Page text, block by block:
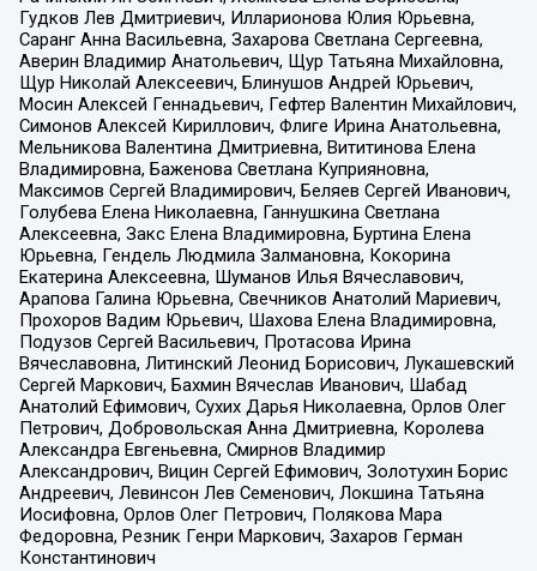
Гудков Лев Дмитриевич, Илларионова Юлия Юрьевна,
Саранг Анна Васильевна, Захарова Светлана Сергеевна,
Аверин Владимир Анатольевич, Щур Татьяна Михайловна,
Щур Николай Алексеевич, Блинушов Андрей Юрьевич,
Мосин Алексей Геннадьевич, Гефтер Валентин Михайлович,
Симонов Алексей Кириллович, Флиге Ирина Анатольевна,
Мельникова Валентина Дмитриевна, Вититинова Елена
Владимировна, Баженова Светлана Куприяновна,
Максимов Сергей Владимирович, Беляев Сергей Иванович,
Голубева Елена Николаевна, Ганнушкина Светлана
Алексеевна, Закс Елена Владимировна, Буртина Елена
Юрьевна, Гендель Людмила Залмановна, Кокорина
Екатерина Алексеевна, Шуманов Илья Вячеславович,
Арапова Галина Юрьевна, Свечников Анатолий Мариевич,
Прохоров Вадим Юрьевич, Шахова Елена Владимировна,
Подузов Сергей Васильевич, Протасова Ирина
Вячеславовна, Литинский Леонид Борисович, Лукашевский
Сергей Маркович, Бахмин Вячеслав Иванович, Шабад
Анатолий Ефимович, Сухих Дарья Николаевна, Орлов Олег
Петрович, Добровольская Анна Дмитриевна, Королева
Александра Евгеньевна, Смирнов Владимир
Александрович, Вицин Сергей Ефимович, Золотухин Борис
Андреевич, Левинсон Лев Семенович, Локшина Татьяна
Иосифовна, Орлов Олег Петрович, Полякова Мара
Федоровна, Резник Генри Маркович, Захаров Герман
Константинович